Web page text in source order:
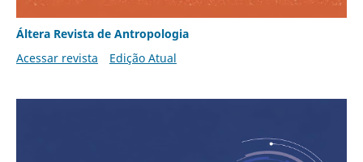
Áltera Revista de Antropologia
Acessar revista
Edição Atual